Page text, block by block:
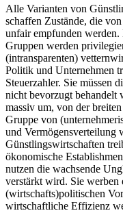
Alle Varianten von
schaffen Zustände, die
unfair empfunden werden.
Gruppen werden
(intransparenten)
Politik und Unternehmen
Steuerzahler. Sie müssen
nicht bevorzugt behandelt
massiv um, von der
Gruppe von
und Vermögensverteilung
Günstlingswirtschaften
ökonomische
nutzen die wachsende
verstärkt wird. Sie werben
(wirtschafts)politischen
wirtschaftliche Effizienz